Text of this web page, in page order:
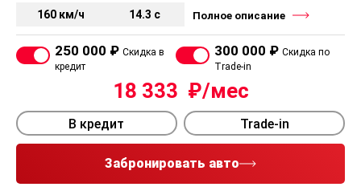
160 км/ч 14.3 с Полное описание
250 000 ₽ Скидка в
кредит
300 000 ₽ Скидка по
Trade-in
18 333
В кредит Trade-in
Забронировать авто